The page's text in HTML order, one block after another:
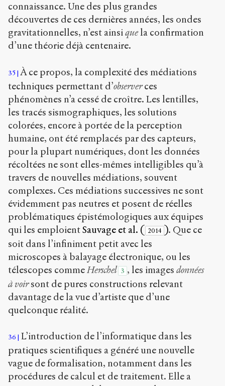
connaissance. Une des plus grandes
découvertes de ces dernières années, les ondes
gravitationnelles, n’est ainsiquela confirmation
d’une théorie déjà centenaire.
35 À ce propos, la complexité des médiations
techniques permettant d’observerces
phénomènes n’a cessé de croître. Les lentilles,
les tracés sismographiques, les solutions
colorées, encore à portée de la perception
humaine, ont été remplacés par des capteurs,
pour la plupart numériques, dont les données
récoltées ne sont elles-mêmes intelligibles qu’à
travers de nouvelles médiations, souvent
complexes. Ces médiations successives ne sont
évidemment pas neutres et posent de réelles
problématiques épistémologiques aux équipes
qui les emploientSauvage et al. ( 2014 ). Que ce
soit dans l’infiniment petit avec les
microscopes à balayage électronique, ou les
télescopes commeHerschel 3 , les images données
à voirsont de pures constructions relevant
davantage de la vue d’artiste que d’une
quelconque réalité.
36
L’introduction de l’informatique dans les
pratiques scientifiques a généré une nouvelle
vague de formalisation, notamment dans les
procédures de calcul et de traitement. Elle a